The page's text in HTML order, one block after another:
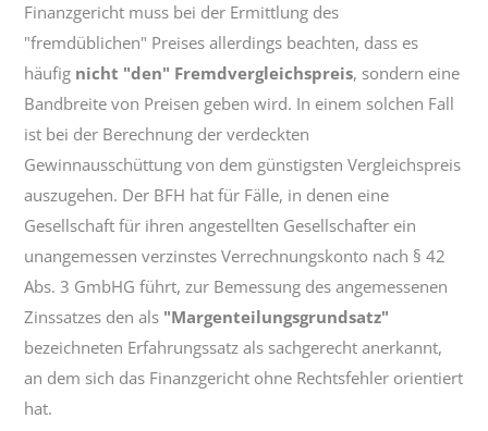
Finanzgericht muss bei der Ermittlung des
"fremdüblichen" Preises allerdings beachten, dass es
häufig nicht "den" Fremdvergleichspreis, sondern eine
Bandbreite von Preisen geben wird. In einem solchen Fall
ist bei der Berechnung der verdeckten
Gewinnausschüttung von dem günstigsten Vergleichspreis
auszugehen. Der BFH hat für Fälle, in denen eine
Gesellschaft für ihren angestellten Gesellschafter ein
unangemessen verzinstes Verrechnungskonto nach § 42
Abs. 3 GmbHG führt, zur Bemessung des angemessenen
Zinssatzes den als "Margenteilungsgrundsatz"
bezeichneten Erfahrungssatz als sachgerecht anerkannt,
an dem sich das Finanzgericht ohne Rechtsfehler orientiert
hat.